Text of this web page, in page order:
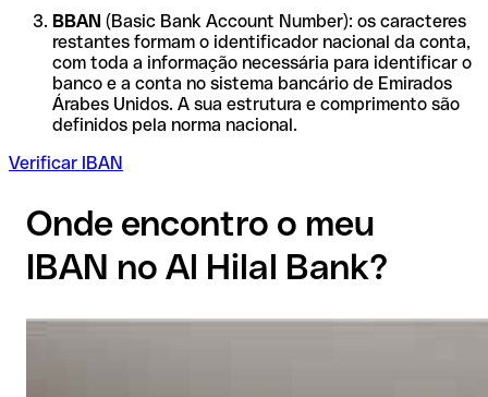
BBAN (Basic Bank Account Number): os caracteres
restantes formam o identificador nacional da conta,
com toda a informação necessária para identificar o
banco e a conta no sistema bancário de Emirados
Árabes Unidos. A sua estrutura e comprimento são
definidos pela norma nacional.
Verificar IBAN
Onde encontro o meu
IBAN no Al Hilal Bank?